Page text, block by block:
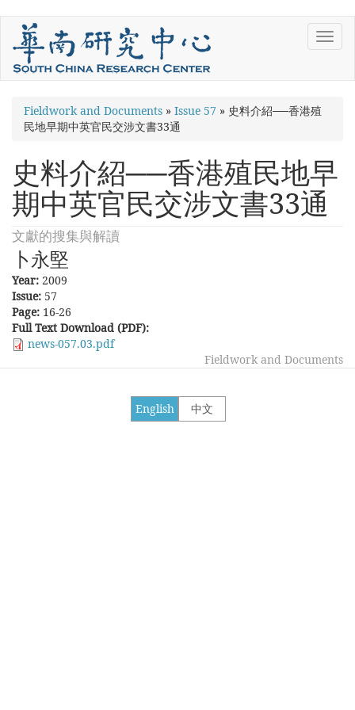
Skip
main
content
You
are
here
Fieldwork and Documents » Issue 57 » 史料介紹──香港殖
民地早期中英官民交涉文書33通
史料介紹──香港殖民地早
期中英官民交涉文書33通
文獻的搜集與解讀
卜永堅
Year: 2009
Issue: 57
Page: 16-26
Full Text Download (PDF):
news-057.03.pdf
Fieldwork and Documents
中文
English